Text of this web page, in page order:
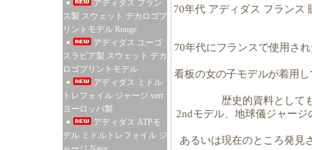
アディダス フラン
ス製 スウェット デカロゴプ
リントモデル Rouge
アディダス ユーゴ
スラビア製 スウェット デカ
ロゴプリントモデル
アディダス ミドル
トレフォイル ジャージ vert
ヨーロッパ製
アディダス ATPモ
デル ミドルトレフォイル ジ
70年代 アディダス フランス
70年代にフランスで使用さ
看板の女の子モデルが着用
歴史的資料として
2ndモデル、地球儀ジャー
あるいは現在のところ発見